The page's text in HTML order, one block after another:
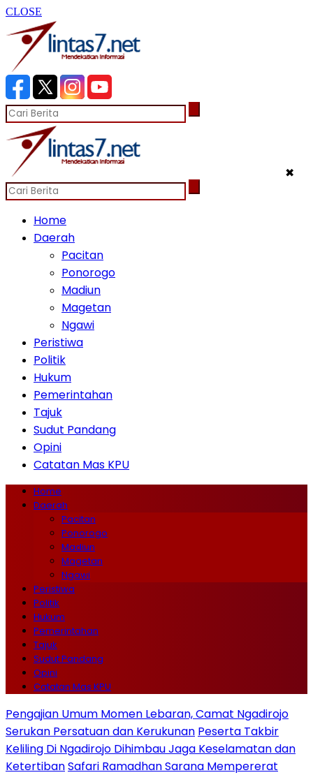
CLOSE
✖
Home
Daerah
Pacitan
Ponorogo
Madiun
Magetan
Ngawi
Peristiwa
Politik
Hukum
Pemerintahan
Tajuk
Sudut Pandang
Opini
Catatan Mas KPU
Home
Daerah
Pacitan
Ponorogo
Madiun
Magetan
Ngawi
Peristiwa
Politik
Hukum
Pemerintahan
Tajuk
Sudut Pandang
Opini
Catatan Mas KPU
Pengajian Umum Momen Lebaran, Camat Ngadirojo
Serukan Persatuan dan Kerukunan Peserta Takbir
Keliling Di Ngadirojo Dihimbau Jaga Keselamatan dan
KetertibanSafari Ramadhan Sarana Mempererat